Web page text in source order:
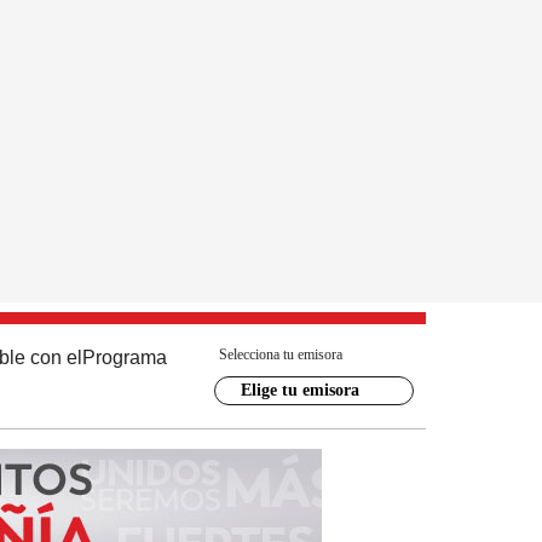
con el Programa Selecciona tu emisora
Elige tu emisora